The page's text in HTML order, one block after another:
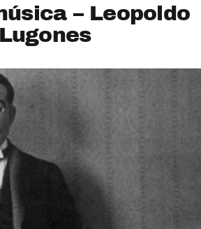
– Leopoldo
Lugones